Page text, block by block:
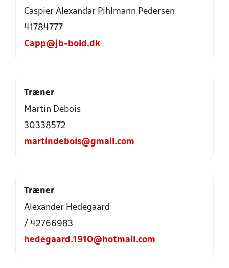
Caspier Alexandar Pihlmann Pedersen
41784777
Capp@jb-bold.dk
Træner
Martin Debois
30338572
martindebois@gmail.com
Træner
Alexander Hedegaard
/ 42766983
hedegaard.1910@hotmail.com